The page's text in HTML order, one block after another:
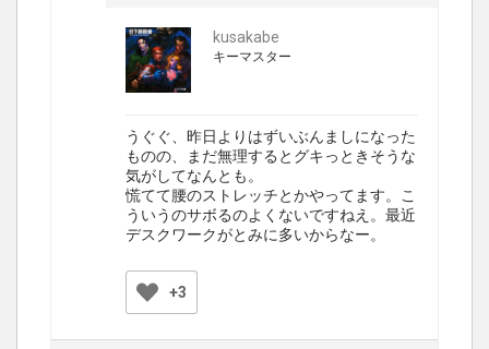
kusakabe
キーマスター
うぐぐ、昨日よりはずいぶんましになった
ものの、まだ無理するとグキっときそうな
気がしてなんとも。
慌てて腰のストレッチとかやってます。こ
ういうのサボるのよくないですねえ。最近
デスクワークがとみに多いからなー。
+3